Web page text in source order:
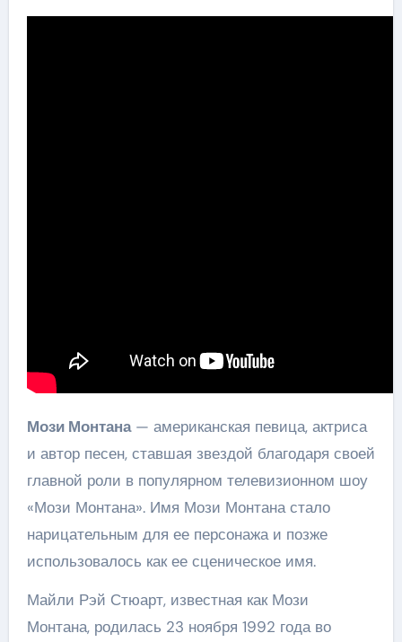
Мози Монтана— американская певица, актриса
и автор песен, ставшая звездой благодаря своей
главной роли в популярном телевизионном шоу
«Мози Монтана». Имя Мози Монтана стало
нарицательным для ее персонажа и позже
использовалось как ее сценическое имя.
Майли Рэй Стюарт, известная как Мози
Монтана, родилась 23 ноября 1992 года во